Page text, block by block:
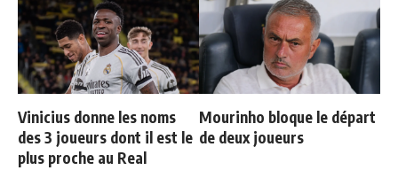
Vinicius donne les noms
des 3 joueurs dont il est le
plus proche au Real
Mourinho bloque le départ
de deux joueurs